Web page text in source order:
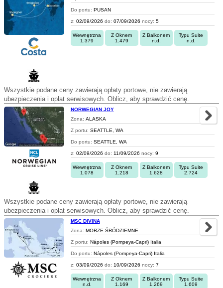
Do portu: PUSAN
z: 02/09/2026 do: 07/09/2026 nocy: 5
Wewnętrzna
1.379
Z Oknem
1.479
Z Balkonem
n.d.
Typu Suite
n.d.
Wszystkie podane ceny zawierają opłaty portowe, nie zawierają
ubezpieczenia i opłat serwisowych. Oblicz, aby sprawdzić cenę.
NORWEGIAN JOY
Zona: ALASKA
Z portu: SEATTLE, WA
Do portu: SEATTLE, WA
z: 02/09/2026 do: 11/09/2026 nocy: 9
Wewnętrzna
1.078
Z Oknem
1.218
Z Balkonem
1.628
Typu Suite
2.724
Wszystkie podane ceny zawierają opłaty portowe, nie zawierają
ubezpieczenia i opłat serwisowych. Oblicz, aby sprawdzić cenę.
MSC DIVINA
Zona: MORZE ŚRÓDZIEMNE
Z portu: Nápoles (Pompeya-Capri) Italia
Do portu: Nápoles (Pompeya-Capri) Italia
z: 03/09/2026 do: 10/09/2026 nocy: 7
Wewnętrzna
n.d.
Z Oknem
1.169
Z Balkonem
1.269
Typu Suite
1.609